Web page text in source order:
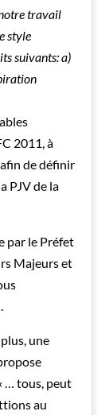
travail
style
suivants: a)
2011, à
de définir
PJV de la
par le Préfet
Majeurs et
une
… tous, peut
au